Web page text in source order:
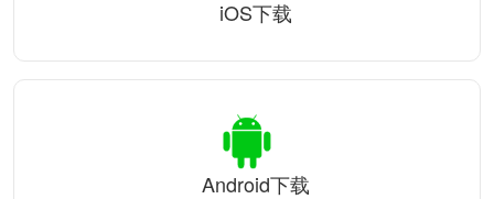
iOS下载
Android下载